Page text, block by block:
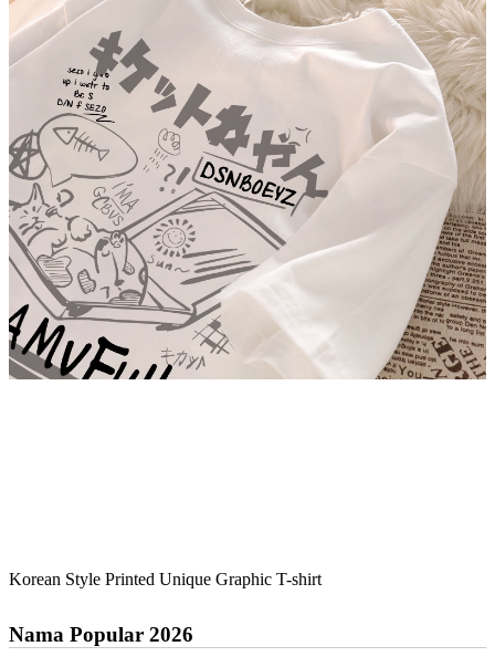
Korean Style Printed Unique Graphic T-shirt
Nama Popular 2026